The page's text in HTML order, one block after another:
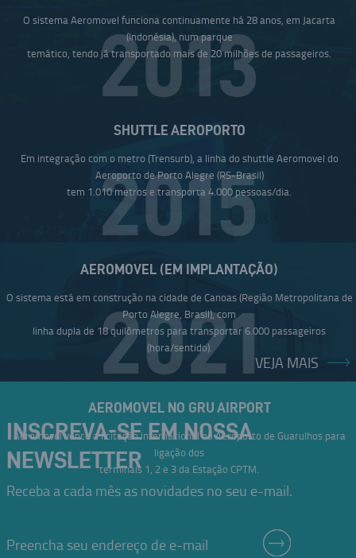
O sistema Aeromovel funciona continuamente há 28 anos, em Jacarta
(Indonésia), num parque
temático, tendo já transportado mais de 20 milhões de passageiros.
2013
SHUTTLE AEROPORTO
Em integração com o metro (Trensurb), a linha do shuttle Aeromovel do
Aeroporto de Porto Alegre (RS-Brasil)
tem 1.010 metros e transporta 4.000 pessoas/dia.
2015
AEROMOVEL (EM IMPLANTAÇÃO)
O sistema está em construção na cidade de Canoas (Região Metropolitana de
Porto Alegre, Brasil), com
linha dupla de 18 quilômetros para transportar 6.000 passageiros
(hora/sentido).
2021
AEROMOVEL NO GRU AIRPORT
Aeromovel vence a licitação internacional no Aeroporto de Guarulhos para
ligação dos
terminais 1, 2 e 3 da Estação CPTM.
VEJA MAIS
INSCREVA-SE EM NOSSA
NEWSLETTER
Receba a cada mês as novidades no seu e-mail.